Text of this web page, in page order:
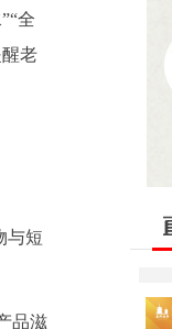
全
老
与短
品滋